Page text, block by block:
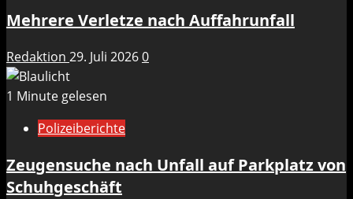
Mehrere Verletze nach Auffahrunfall
Redaktion 29. Juli 20260
1 Minute gelesen
Polizeiberichte
Zeugensuche nach Unfall auf Parkplatz von
Schuhgeschäft